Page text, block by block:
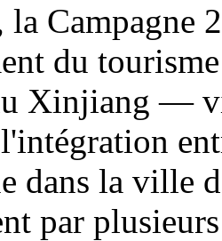
la Campagne
du
Xinjiang —
dans la ville
par